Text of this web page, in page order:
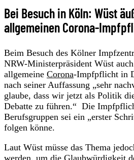
Bei Besuch in Köln: Wüst
allgemeinen Corona-
Beim Besuch des Kölner
NRW-Ministerpräsident Wüst
allgemeine Corona-Impfpflicht in
nach seiner Auffassung „sehr
glaube, dass wir jetzt als Politik
Debatte zu führen.“ Die
Berufsgruppen sei ein „erster
folgen könne.
Laut Wüst müsse das Thema
werden, um die Glaubwürdigkeit